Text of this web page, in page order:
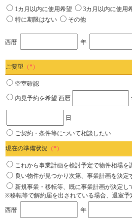
1カ月以内に使用希望 3カ月以内に使用
特に期限はない
その他
西暦 年
ご要望 （*）
空室確認
内見予約を希望 西暦
日
ご契約・条件等について相談したい
現在の準備状況 （*）
これから事業計画を検討予定で物件相場を
良い物件が見つかり次第、事業計画を決定
新規事業・移転等、既に事業計画が決定し
※移転等で解約届を出されている場合、退室予
西暦 年